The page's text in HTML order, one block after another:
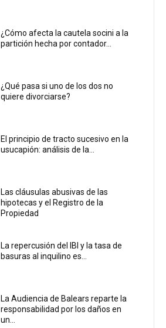
¿Cómo afecta la cautela socini a la
partición hecha por contador...
¿Qué pasa si uno de los dos no
quiere divorciarse?
El principio de tracto sucesivo en la
usucapión: análisis de la...
Las cláusulas abusivas de las
hipotecas y el Registro de la
Propiedad
La repercusión del IBI y la tasa de
basuras al inquilino es...
La Audiencia de Balears reparte la
responsabilidad por los daños en
un...